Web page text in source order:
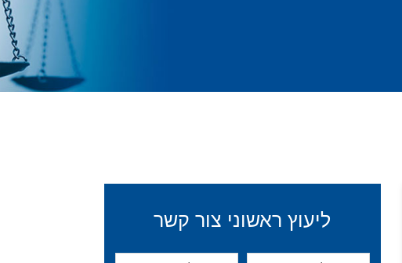
ליעוץ ראשוני צור קשר